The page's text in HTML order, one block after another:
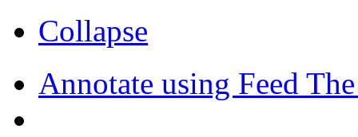
Collapse
Annotate using Feed